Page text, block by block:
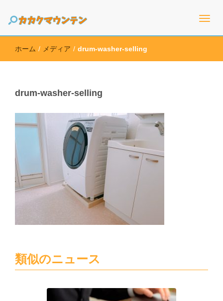
カカクマウンテン
高価買取のための情報を幅広く取り扱うサイト
ホーム / メディア / drum-washer-selling
drum-washer-selling
類似のニュース